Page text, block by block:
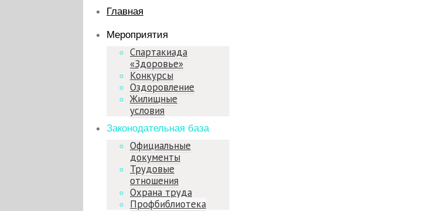
Главная
Мероприятия
Спартакиада
«Здоровье»
Конкурсы
Оздоровление
Жилищные
условия
Законодательная база
Официальные
документы
Трудовые
отношения
Охрана труда
Профбиблиотека